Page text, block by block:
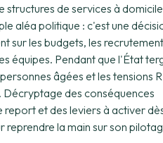
structures de services à
aléa politique : c'est une
sur les budgets, les
équipes. Pendant que l'État
âgées et les tensions
Décryptage des conséquences
report et des leviers à activer
reprendre la main sur son